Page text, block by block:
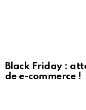
Black Friday :
de e-commerce !